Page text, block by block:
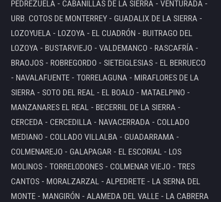
PEDREZUELA - CABANILLAS DE LA SIERRA - VENTURADA -
URB. COTOS DE MONTERREY - GUADALIX DE LA SIERRA -
LOZOYUELA - LOZOYA - EL CUADRÓN - BUITRAGO DEL
LOZOYA - BUSTARVIEJO - VALDEMANCO - RASCAFRÍA -
BRAOJOS - ROBREGORDO - SIETEIGLESIAS - EL BERRUECO
- NAVALAFUENTE - TORRELAGUNA - MIRAFLORES DE LA
SIERRA - SOTO DEL REAL - EL BOALO - MATAELPINO -
MANZANARES EL REAL - BECERRIL DE LA SIERRA -
CERCEDA - CERCEDILLA - NAVACERRADA - COLLADO
MEDIANO - COLLADO VILLALBA - GUADARRAMA -
COLMENAREJO - GALAPAGAR - EL ESCORIAL - LOS
MOLINOS - TORRELODONES - COLMENAR VIEJO - TRES
CANTOS - MORALZARZAL - ALPEDRETE - LA SERNA DEL
MONTE - MANGIRÓN - ALAMEDA DEL VALLE - LA CABRERA